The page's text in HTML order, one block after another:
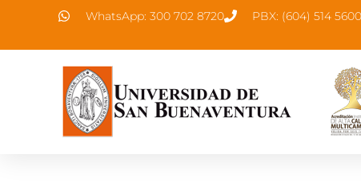
WhatsApp: 300 702 8720 PBX: (604) 514 5600